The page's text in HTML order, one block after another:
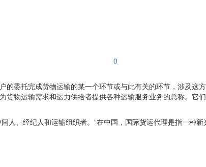
0
委托完成货物运输的某一个环节或与此有关的环节，涉及这
物运输需求和运力供给者提供各种运输服务业务的总称。它
、经纪人和运输组织者。”在中国，国际货运代理是指一种